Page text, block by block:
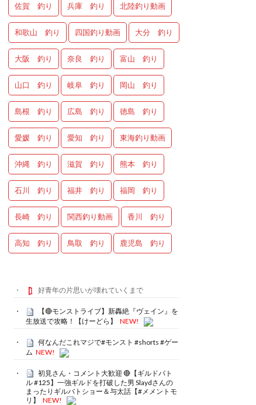
佐賀 釣り 兵庫 釣り 北陸釣り動画
和歌山 釣り 四国釣り動画 大分 釣り
大阪 釣り 奈良 釣り 富山 釣り
山口 釣り 岐阜 釣り 岡山 釣り
島根 釣り 広島 釣り 徳島 釣り
愛媛 釣り 愛知 釣り 東海釣り動画
沖縄 釣り 滋賀 釣り 熊本 釣り
石川 釣り 福井 釣り 福岡 釣り
長崎 釣り 関西釣り動画 香川 釣り
高知 釣り 鳥取 釣り 鹿児島 釣り
好青年の片思いが壊れていくまで
【🔴モンストライブ】新轟絶『ヴェイン』を
生放送で攻略！【けーどら】
NEW!
何なんだこれマジで#モンスト #shorts #ゲー
ム NEW!
初見さん・コメント大歓迎 🔴【ギルドバト
ル #125】一強ギルドを打破した男 Slaydさんの
まったりギルバトショー＆与太話【#メメントモ
リ】
NEW!